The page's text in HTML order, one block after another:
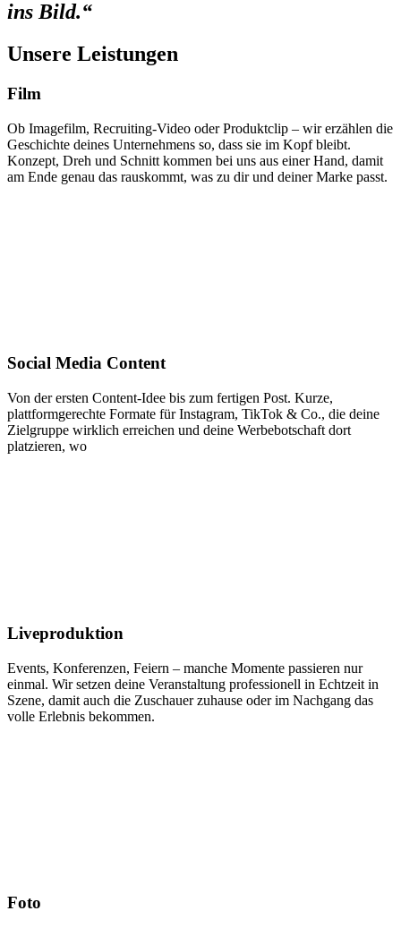
ins Bild.“
Unsere Leistungen
Film
Ob Imagefilm, Recruiting-Video oder Produktclip – wir erzählen die
Geschichte deines Unternehmens so, dass sie im Kopf bleibt.
Konzept, Dreh und Schnitt kommen bei uns aus einer Hand, damit
am Ende genau das rauskommt, was zu dir und deiner Marke passt.
Social Media Content
Von der ersten Content-Idee bis zum fertigen Post. Kurze,
plattformgerechte Formate für Instagram, TikTok & Co., die deine
Zielgruppe wirklich erreichen und deine Werbebotschaft dort
platzieren, wo
Liveproduktion
Events, Konferenzen, Feiern – manche Momente passieren nur
einmal. Wir setzen deine Veranstaltung professionell in Echtzeit in
Szene, damit auch die Zuschauer zuhause oder im Nachgang das
volle Erlebnis bekommen.
Foto